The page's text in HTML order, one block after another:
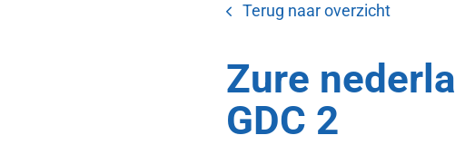
Terug naar overzicht
Zure
GDC 2